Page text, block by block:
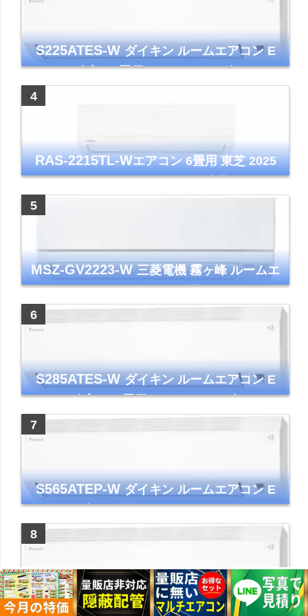
S225ATES-Wダイキン ルームエアコン E
シリーズ 主に6畳用 ホワイト 2025年モデル
RAS-2215TL-Wエアコン 6畳用 東芝 2025
年モデル TLシリーズ ホワイト 壁掛け クーラ
MSZ-GV2223-W三菱電機 霧ヶ峰 ルームエ
アコン GVシリーズ おもに6畳用 ピュアホワ
イト 2023年モデル
S285ATES-Wダイキン ルームエアコン E
シリーズ 主に10畳用 ホワイト 2025年モデル
コンパクトモデル ストリーマ
S565ATEP-Wダイキン ルームエアコン E
シリーズ 主に18畳用 ホワイト 2025年モデル
コンパクトモデル ストリーマ
S255ATES-Wダイキン ルームエアコン E